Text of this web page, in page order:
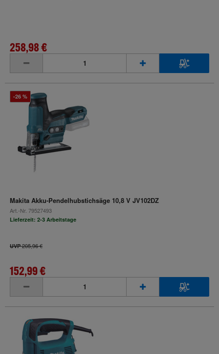
258,98 €
-26 %
Makita Akku-Pendelhubstichsäge 10,8 V JV102DZ
Art.-Nr. 79527493
Lieferzeit: 2-3 Arbeitstage
UVP205,96 €
152,99 €